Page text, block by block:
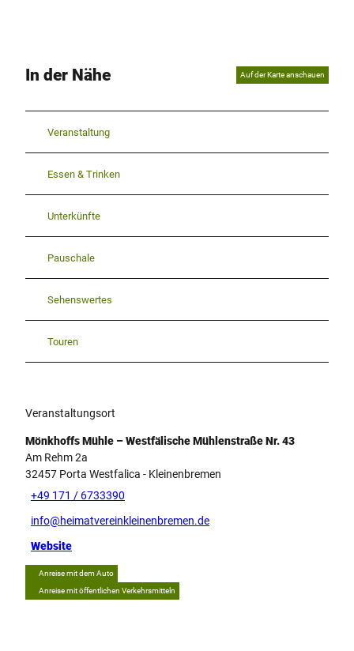
In der Nähe Auf der Karte anschauen
Veranstaltung
Essen & Trinken
Unterkünfte
Pauschale
Sehenswertes
Touren
Veranstaltungsort
Mönkhoffs Mühle – Westfälische Mühlenstraße Nr. 43
Am Rehm 2a
32457 Porta Westfalica - Kleinenbremen
+49 171 / 6733390
info@heimatvereinkleinenbremen.de
Website
Anreise mit dem Auto
Anreise mit öffentlichen Verkehrsmitteln